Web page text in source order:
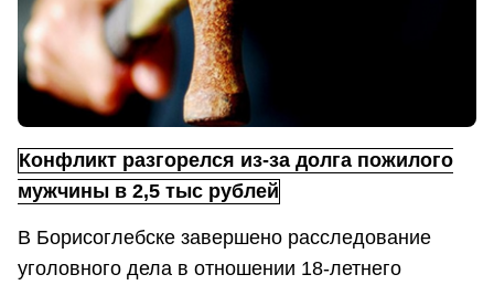
Конфликт разгорелся из-за долга пожилого
мужчины в 2,5 тыс рублей
В Борисоглебске завершено расследование
уголовного дела в отношении 18-летнего